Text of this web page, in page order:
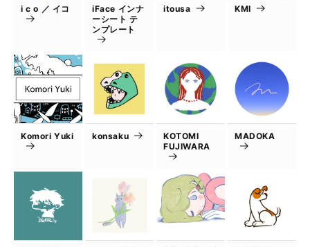
i c o ／ イコ
iFace インナ
ーシート テ
ンプレート
itousa KMI
Komori Yuki konsaku
KOTOMI
FUJIWARA
MADOKA